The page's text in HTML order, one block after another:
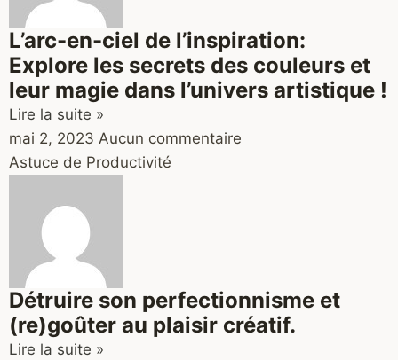
L’arc-en-ciel de l’inspiration:
Explore les secrets des couleurs et
leur magie dans l’univers artistique !
Lire la suite »
mai 2, 2023 Aucun commentaire
Astuce de Productivité
Détruire son perfectionnisme et
(re)goûter au plaisir créatif.
Lire la suite »